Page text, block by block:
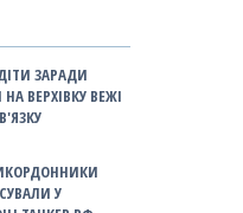
ЗАРАДИ
ВЕРХІВКУ ВЕЖІ
У